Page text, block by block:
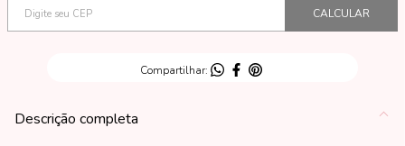
Descrição completa